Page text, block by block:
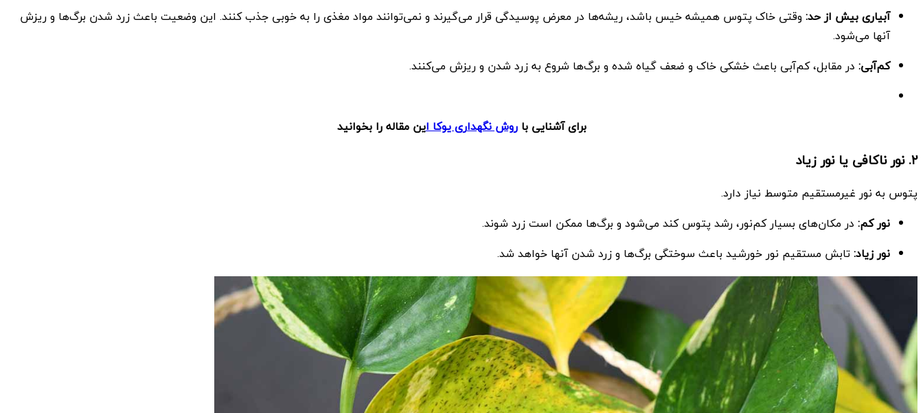
آبیاری بیش از حد: وقتی خاک پتوس همیشه خیس باشد، ریشه‌ها در معرض پوسیدگی قرار می‌گیرند و نمی‌توانند مواد مغذی را به خوبی جذب کنند. این وضعیت باعث زرد شدن برگ‌ها و ریزش
آنها می‌شود.
کم‌آبی: در مقابل، کم‌آبی باعث خشکی خاک و ضعف گیاه شده و برگ‌ها شروع به زرد شدن و ریزش می‌کنند.
برای آشنایی باروش نگهداری یوکا این مقاله را بخوانید
۲. نور ناکافی یا نور زیاد
پتوس به نور غیرمستقیم متوسط نیاز دارد.
نور کم: در مکان‌های بسیار کم‌نور، رشد پتوس کند می‌شود و برگ‌ها ممکن است زرد شوند.
نور زیاد:تابش مستقیم نور خورشید باعث سوختگی برگ‌ها و زرد شدن آنها خواهد شد.